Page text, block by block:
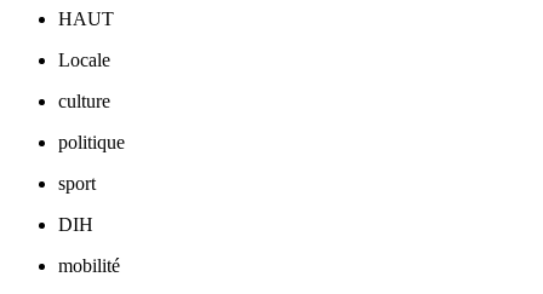
HAUT
Locale
culture
politique
sport
DIH
mobilité